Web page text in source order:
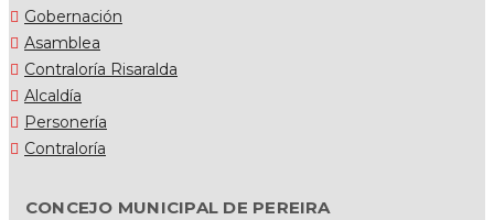
Gobernación
Asamblea
Contraloría Risaralda
Alcaldía
Personería
Contraloría
CONCEJO MUNICIPAL DE PEREIRA